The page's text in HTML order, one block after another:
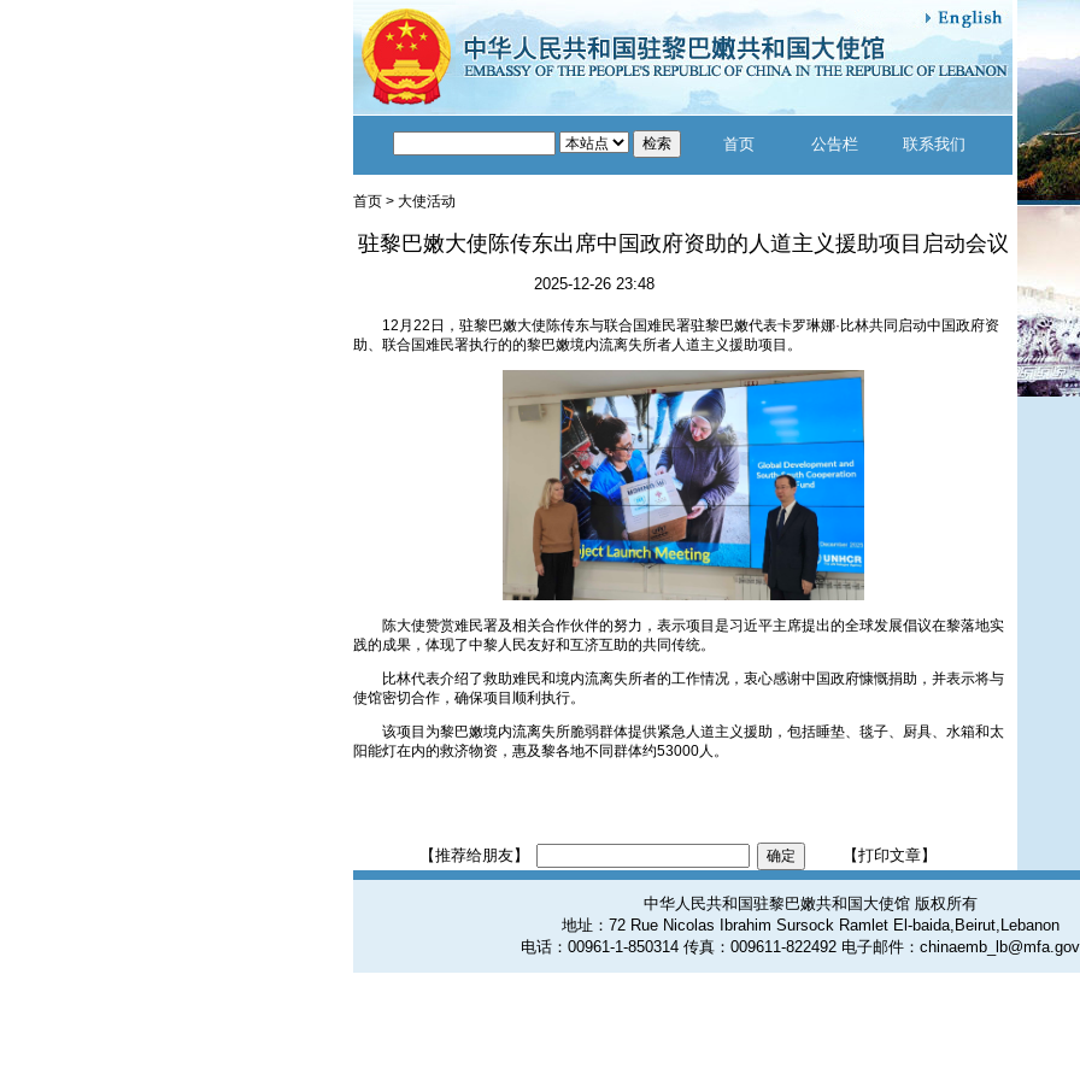
首页 公告栏 联系我们
首页 > 大使活动
驻黎巴嫩大使陈传东出席中国政府资助的人道主义援助项目启动会议
2025-12-26 23:48
12月22日，驻黎巴嫩大使陈传东与联合国难民署驻黎巴嫩代表卡罗琳娜·比林共同启动中国政府资
助、联合国难民署执行的的黎巴嫩境内流离失所者人道主义援助项目。
陈大使赞赏难民署及相关合作伙伴的努力，表示项目是习近平主席提出的全球发展倡议在黎落地实
践的成果，体现了中黎人民友好和互济互助的共同传统。
比林代表介绍了救助难民和境内流离失所者的工作情况，衷心感谢中国政府慷慨捐助，并表示将与
使馆密切合作，确保项目顺利执行。
该项目为黎巴嫩境内流离失所脆弱群体提供紧急人道主义援助，包括睡垫、毯子、厨具、水箱和太
阳能灯在内的救济物资，惠及黎各地不同群体约53000人。
【推荐给朋友】 【打印文章】
中华人民共和国驻黎巴嫩共和国大使馆 版权所有
地址：72 Rue Nicolas Ibrahim Sursock Ramlet El-baida,Beirut,Lebanon
电话：00961-1-850314 传真：009611-822492 电子邮件：